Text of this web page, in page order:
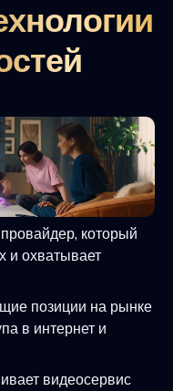
который
и охватывает
позиции на рынке
в интернет и
видеосервис